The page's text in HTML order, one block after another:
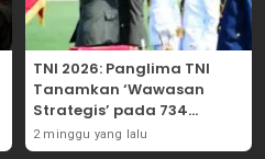
TNI 2026: Panglima TNI
Tanamkan ‘Wawasan
Strategis’ pada 734
Perwira Baru, Tekankan
Netralitas dan Integritas
2 minggu yang lalu